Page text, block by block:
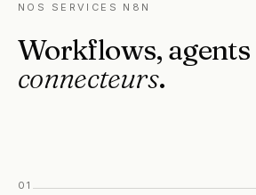
NOS SERVICES N8N
Workflows, agents
connecteurs.
01